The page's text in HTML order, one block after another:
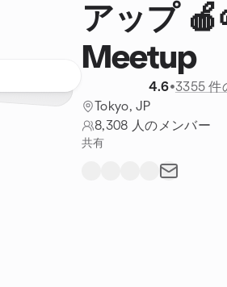
アップ
Meetup
4.6•3355 件
Tokyo, JP
8,308 人のメンバー
共有